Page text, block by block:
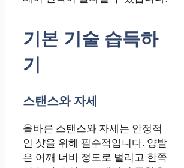
기본 기술 습득하
기
스탠스와 자세
올바른 스탠스와 자세는 안정적
인 샷을 위해 필수적입니다. 양발
은 어깨 너비 정도로 벌리고 한쪽